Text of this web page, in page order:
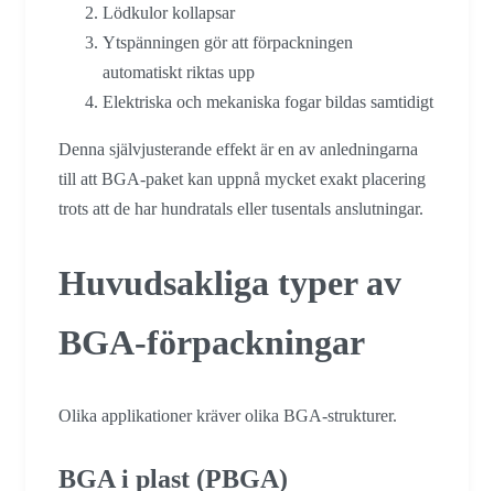
Lödkulor kollapsar
Ytspänningen gör att förpackningen
automatiskt riktas upp
Elektriska och mekaniska fogar bildas samtidigt
Denna självjusterande effekt är en av anledningarna
till att BGA-paket kan uppnå mycket exakt placering
trots att de har hundratals eller tusentals anslutningar.
Huvudsakliga typer av
BGA-förpackningar
Olika applikationer kräver olika BGA-strukturer.
BGA i plast (PBGA)